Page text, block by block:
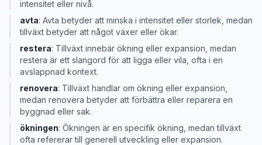
intensitet eller nivå.
avta: Avta betyder att minska i intensitet eller storlek, medan
tillväxt betyder att något växer eller ökar.
restera: Tillväxt innebär ökning eller expansion, medan
restera är ett slangord för att ligga eller vila, ofta i en
avslappnad kontext.
renovera: Tillväxt handlar om ökning eller expansion,
medan renovera betyder att förbättra eller reparera en
byggnad eller sak.
ökningen: Ökningen är en specifik ökning, medan tillväxt
ofta refererar till generell utveckling eller expansion.